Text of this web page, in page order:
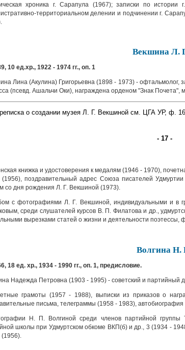
хроника г. Сарапула (1967); записки по
территориальном делении и подчинении г.
Векшина Л.
10 ед.хр., 1922 - 1974 гг., оп. 1
Лина (Акулина) Григорьевна (1898 - 1973) - офтальмолог,
(псевд. Ашальчи Оки), награждена орденом "Знак Почета",
о создании музея Л. Г. Векшиной см. ЦГА УР, ф.
- 17 -
книжка и удостоверения к медалям (1946 - 1970),
поздравительный адрес Союза писателей Удмуртии
со дня рождения Л. Г. Векшиной (1973).
с фотографиями Л. Г. Векшиной, индивидуальными и в
среди слушателей курсов В. П. Филатова и др.,
вырезками статей о жизни и деятельности поэтессы,
Волгина Н.
18 ед. хр., 1934 - 1990 гг., оп. 1, предисловие.
Надежда Петровна (1903 - 1995) - советский и партийный
грамоты (1957 - 1988), выписки из приказов о
письма, телеграммы (1958 - 1983),
Н. П. Волгиной среди членов партийной группы
школы при Удмуртском обкоме ВКП(б) и др., 3 (1934 -